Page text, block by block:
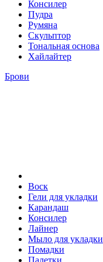
Консилер
Пудра
Румяна
Скульптор
Тональная основа
Хайлайтер
Брови
Воск
Гели для укладки
Карандаш
Консилер
Лайнер
Мыло для укладки
Помадки
Палетки